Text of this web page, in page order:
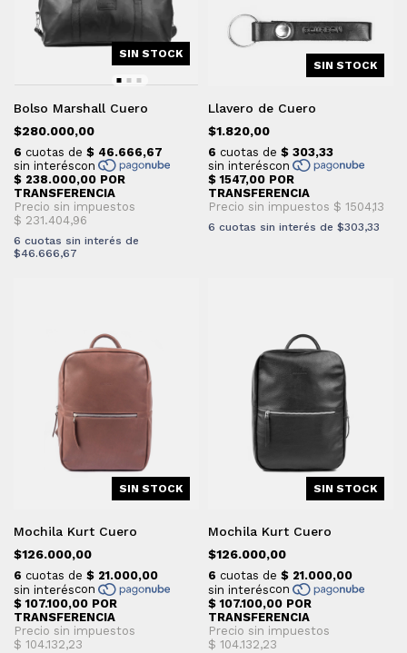
SIN STOCK
Bolso Marshall Cuero
$280.000,00
6 cuotas sin interés de
$46.666,67
SIN STOCK
Llavero de Cuero
$1.820,00
6 cuotas sin interés de $303,33
SIN STOCK
Mochila Kurt Cuero
$126.000,00
SIN STOCK
Mochila Kurt Cuero
$126.000,00